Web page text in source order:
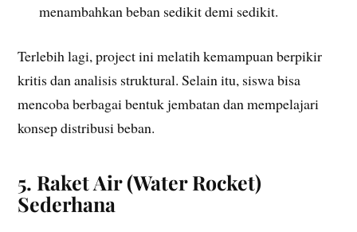
menambahkan beban sedikit demi sedikit.
Terlebih lagi, project ini melatih kemampuan berpikir
kritis dan analisis struktural. Selain itu, siswa bisa
mencoba berbagai bentuk jembatan dan mempelajari
konsep distribusi beban.
5. Raket Air (Water Rocket)
Sederhana